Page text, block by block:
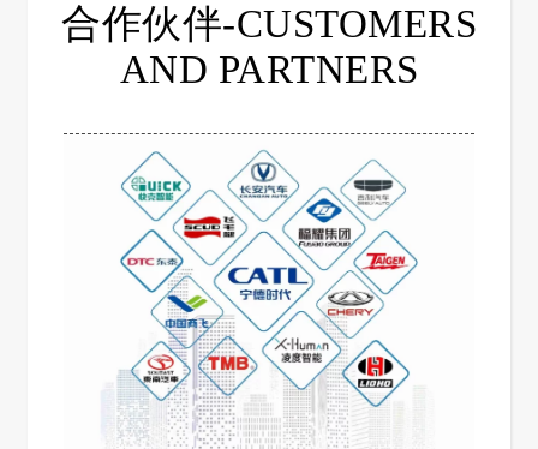
合作伙伴-CUSTOMERS
AND PARTNERS